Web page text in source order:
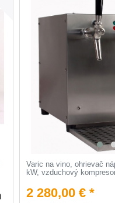
Varic na vino, ohrievač
kW, vzduchový
2 280,00 € *